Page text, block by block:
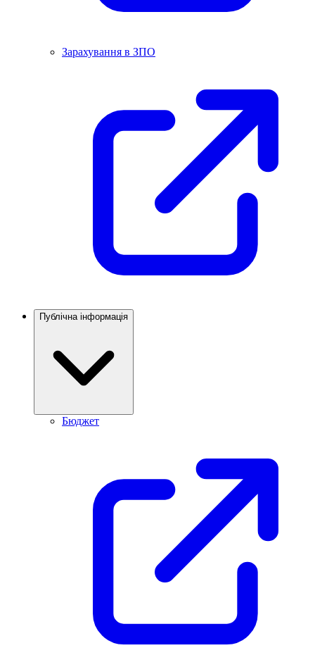
Зарахування в ЗПО
Публічна інформація
Бюджет